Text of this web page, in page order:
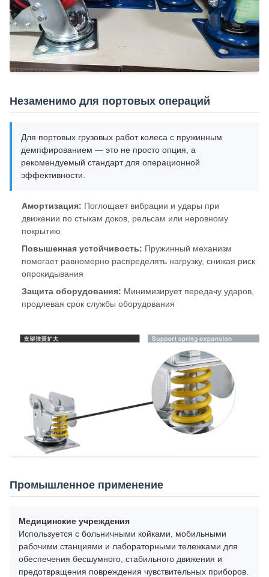
Незаменимо для портовых операций
Для портовых грузовых работ колеса с пружинным
демпфированием — это не просто опция, а
рекомендуемый стандарт для операционной
эффективности.
Амортизация: Поглощает вибрации и удары при
движении по стыкам доков, рельсам или неровному
покрытию
Повышенная устойчивость: Пружинный механизм
помогает равномерно распределять нагрузку, снижая риск
опрокидывания
Защита оборудования: Минимизирует передачу ударов,
продлевая срок службы оборудования
Промышленное применение
Медицинские учреждения
Используется с больничными койками, мобильными
рабочими станциями и лабораторными тележками для
обеспечения бесшумного, стабильного движения и
предотвращения повреждения чувствительных приборов.